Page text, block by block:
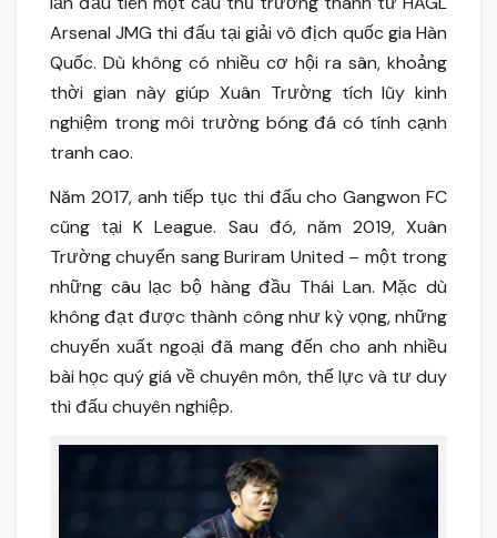
Arsenal JMG thi đấu tại giải vô địch quốc gia Hàn
Quốc. Dù không có nhiều cơ hội ra sân, khoảng
thời gian này giúp Xuân Trường tích lũy kinh
nghiệm trong môi trường bóng đá có tính cạnh
tranh cao.
Năm 2017, anh tiếp tục thi đấu cho Gangwon FC
cũng tại K League. Sau đó, năm 2019, Xuân
Trường chuyển sang Buriram United – một trong
những câu lạc bộ hàng đầu Thái Lan. Mặc dù
không đạt được thành công như kỳ vọng, những
chuyến xuất ngoại đã mang đến cho anh nhiều
bài học quý giá về chuyên môn, thể lực và tư duy
thi đấu chuyên nghiệp.